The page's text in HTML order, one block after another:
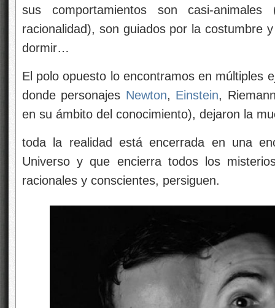
sus comportamientos son casi-
racionalidad), son guiados por la costumbre
dormir…
El polo opuesto lo encontramos en múltiples
donde personajes Newton, Einstein,
en su ámbito del conocimiento), dejaron la
toda la realidad está encerrada en una
Universo y que encierra todos los
racionales y conscientes, persiguen.